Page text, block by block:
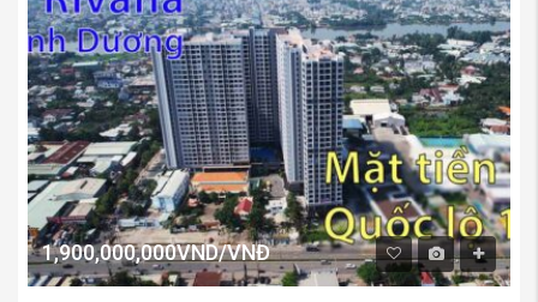
1,900,000,000VND/VNĐ